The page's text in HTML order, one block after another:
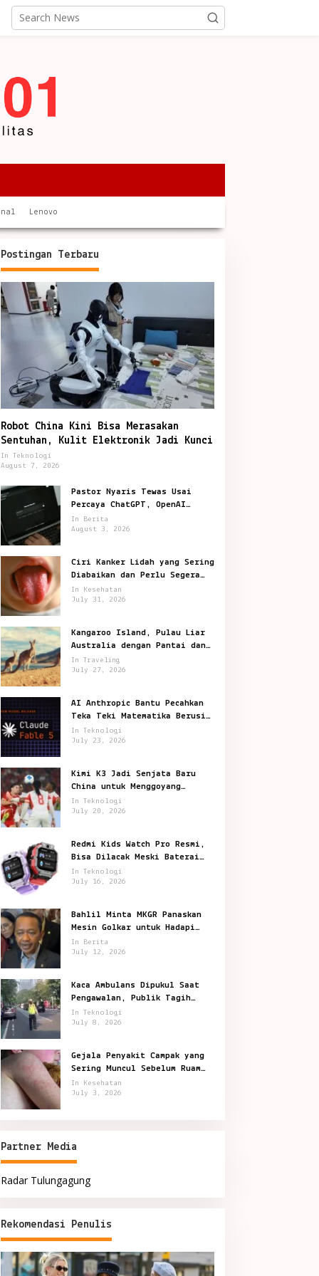
Lenovo
Postingan Terbaru
Robot China Kini Bisa Merasakan
Sentuhan, Kulit Elektronik Jadi Kunci
In Teknologi
August 7, 2026
Pastor Nyaris Tewas Usai
Percaya ChatGPT, OpenAI
Digugat di San Francisco
In Berita
August 3, 2026
Ciri Kanker Lidah yang Sering
Diabaikan dan Perlu Segera
Diperiksa
In Kesehatan
July 31, 2026
Kangaroo Island, Pulau Liar
Australia dengan Pantai dan
Satwa Ikonik
In Traveling
July 27, 2026
AI Anthropic Bantu Pecahkan
Teka Teki Matematika Berusia
87 Tahun
In Teknologi
July 23, 2026
Kimi K3 Jadi Senjata Baru
China untuk Menggoyang
Keunggulan AI Amerika
In Teknologi
July 20, 2026
Redmi Kids Watch Pro Resmi,
Bisa Dilacak Meski Baterai
Sudah Habis
In Teknologi
July 16, 2026
Bahlil Minta MKGR Panaskan
Mesin Golkar untuk Hadapi
Pemilu 2029
In Berita
July 12, 2026
Kaca Ambulans Dipukul Saat
Pengawalan, Publik Tagih
Jawaban Polisi
In Teknologi
July 8, 2026
Gejala Penyakit Campak yang
Sering Muncul Sebelum Ruam
Terlihat
In Kesehatan
July 3, 2026
Partner Media
Radar Tulungagung
Rekomendasi Penulis